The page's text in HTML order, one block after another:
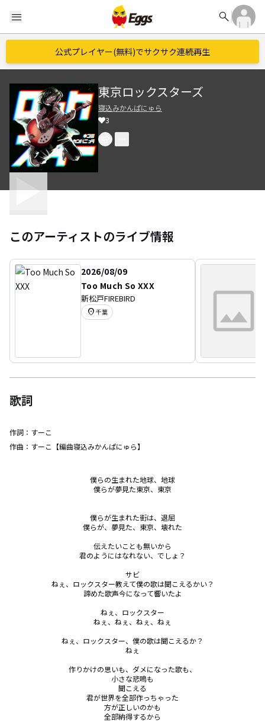
menu search
公式プレイヤー(無料)でサクサク連続再生
東京ロックスターズ
寝込みかんぱにゅら
3
このアーティストのライブ情報
2026/08/09
Too Much So XXX
新松戸FIREBIRD
location_on 千葉
歌詞
作詞： すーこ
作曲： すーこ【編曲寝込みかんぱにゅら】
僕らの生まれた地球、地球
僕らが夢見た東京、東京
僕らが生まれた街は、退屈
僕らが、夢見た、東京、壊れた
伝えたいことも無いから
君のようにはなれない、でしょ？
サビ
ねぇ、ロックスター教えて僕の歌は聞こえるかい？
諦めた歌声今になって響いたよ
ねぇ、ロックスター
ねぇ、ねぇ、ねぇ、ねぇ
ねぇ、ロックスター、僕の歌は聞こえるか？
ねぇ
作りかけの思いも、ダメになった歌も、
小さな悲鳴も
聞こえる
君が世界を全部作っちゃった
方が正しいのかも
全部納得するから